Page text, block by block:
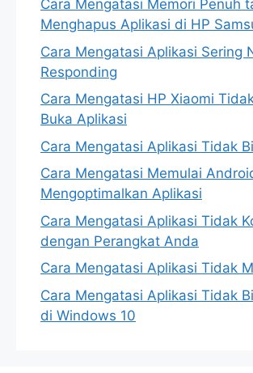
Cara Mengatasi Memori Penuh
Menghapus Aplikasi di HP
Cara Mengatasi Aplikasi Sering
Responding
Cara Mengatasi HP Xiaomi
Buka Aplikasi
Cara Mengatasi Aplikasi Tidak
Cara Mengatasi Memulai
Mengoptimalkan Aplikasi
Cara Mengatasi Aplikasi Tidak
dengan Perangkat Anda
Cara Mengatasi Aplikasi Tidak
Cara Mengatasi Aplikasi Tidak
di Windows 10